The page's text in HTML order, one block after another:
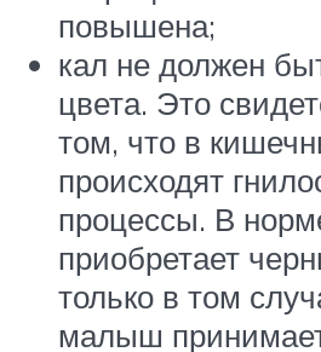
повышена;
кал не должен
цвета. Это
том, что в
происходят
процессы. В
приобретает
только в том
малыш